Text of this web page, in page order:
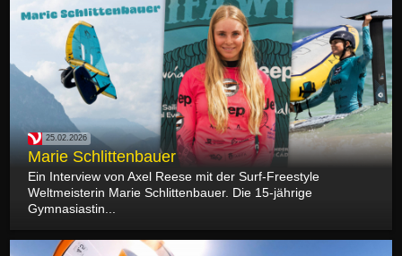
25.02.2026
Marie Schlittenbauer
Ein Interview von Axel Reese mit der Surf-Freestyle
Weltmeisterin Marie Schlittenbauer. Die 15-jährige
Gymnasiastin...